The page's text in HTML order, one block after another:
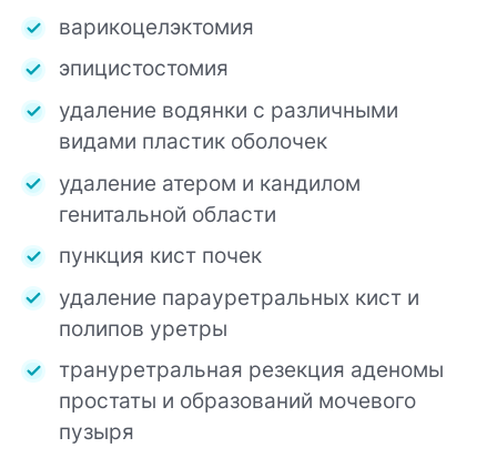
варикоцелэктомия
эпицистостомия
удаление водянки с различными
видами пластик оболочек
удаление атером и кандилом
генитальной области
пункция кист почек
удаление парауретральных кист и
полипов уретры
трануретральная резекция аденомы
простаты и образований мочевого
пузыря